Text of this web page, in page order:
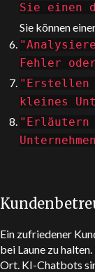
Sie einen
Sie können
Fehler
"Erstellen
kleines
"Erläutern
Ein zufriedener
bei Laune zu
Ort. KI-Chatbots